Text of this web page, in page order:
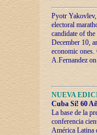
Pyotr
electoral
candidate of
December 10,
economic
A.Fernandez
NUEVA
Cuba Sí! 60
La base de la
conferencia
América Latina